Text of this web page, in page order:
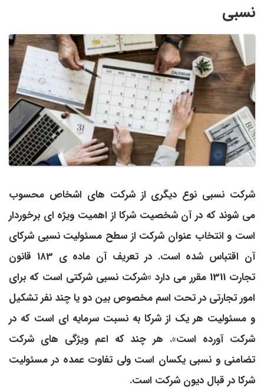
نسبی
شرکت­ نسبی نوع دیگری از شرکت ­های اشخاص محسوب
می­ شوند که در آن شخصیت شرکا از اهمیت ویژه ­ای برخوردار
است و انتخاب عنوان شرکت از سطح مسئولیت نسبی شرکای
آن اقتباس شده است. در تعریف آن ماده ­ی 183 قانون
تجارت 1311 مقرر می ­دارد «شرکت نسبی شرکتی است که برای
امور تجارتی در تحت اسم مخصوص بین دو یا چند نفر تشکیل
و مسئولیت هر یک از شرکا به نسبت سرمایه ­ای است که در
شرکت آورده است». هر چند که اعم ویژگی ­های شرکت
تضامنی و نسبی یکسان است ولی تفاوت عمده در مسئولیت
شرکا در قبال دیون شرکت است.